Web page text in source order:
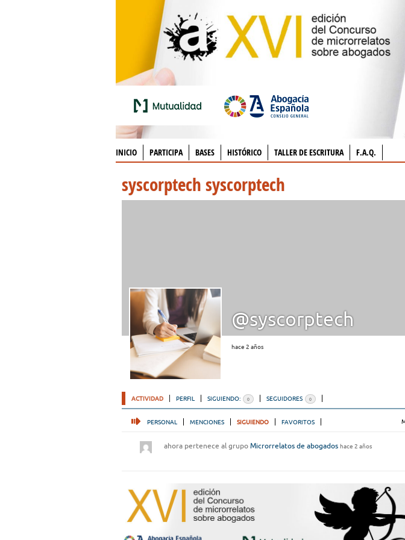
INICIO PARTICIPA BASES HISTÓRICO TALLER DE ESCRITURA F.A.Q.
syscorptech syscorptech
@syscorptech
hace 2 años
ACTIVIDAD PERFIL SIGUIENDO: 0 SEGUIDORES 0
PERSONAL MENCIONES SIGUIENDO FAVORITOS
ahora pertenece al grupo Microrrelatos de abogados hace 2 años